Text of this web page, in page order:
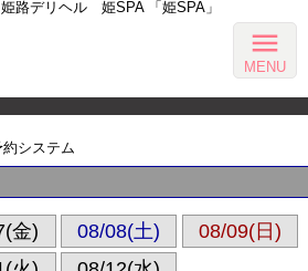
路デリヘル 姫SPA 「姫SPA」
menu
MENU
システム
金) 08/08(土)
08/09(日)